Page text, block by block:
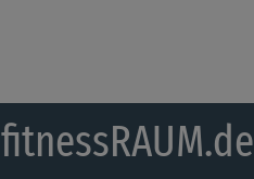
fitnessRAUM.de